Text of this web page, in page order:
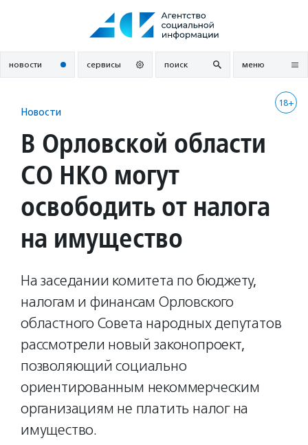
новости сервисы поиск меню
18+
Новости
В Орловской области
СО НКО могут
освободить от налога
на имущество
На заседании комитета по бюджету,
налогам и финансам Орловского
областного Совета народных депутатов
рассмотрели новый законопроект,
позволяющий социально
ориентированным некоммерческим
организациям не платить налог на
имущество.